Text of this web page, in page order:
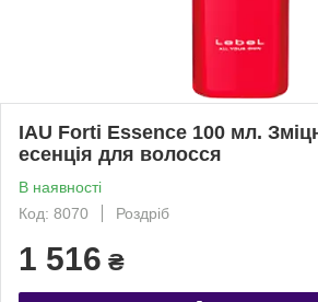
IAU Forti Essence 100 мл.
есенція для волосся
В наявності
Код: 8070
Роздріб
1 516 ₴